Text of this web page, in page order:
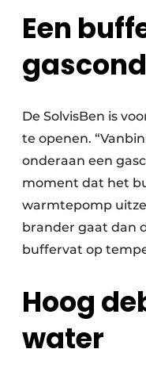
Een
De SolvisBen is
te openen.
onderaan een
moment dat het
warmtepomp
brander gaat dan
buffervat op
Hoog
water